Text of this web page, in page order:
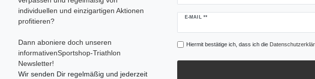
individuellen und einzigartigen Aktionen
profitieren?
Dann aboniere doch unseren
informativenSportshop-Triathlon
Newsletter!
Wir senden Dir regelmäßig und jederzeit
E-MAIL **
Newsletter
Hiermit bestätige ich, dass ich die